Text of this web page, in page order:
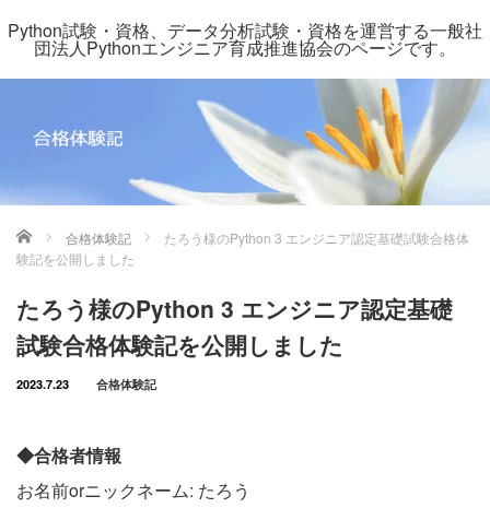
Python試験・資格、データ分析試験・資格を運営する一般社
団法人Pythonエンジニア育成推進協会のページです。
ホーム 合格体験記
たろう様のPython 3 エンジニア認定基礎試験合格体
験記を公開しました
たろう様のPython 3 エンジニア認定基礎
試験合格体験記を公開しました
2023.7.23 合格体験記
◆合格者情報
お名前orニックネーム: たろう